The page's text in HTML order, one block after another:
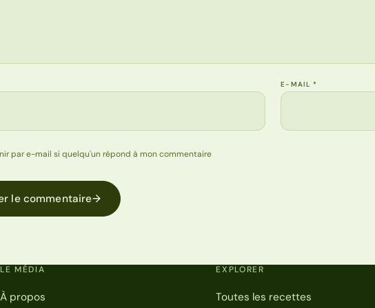
E-MAIL*
par e-mail si quelqu'un répond à mon commentaire
le commentaire→
LE MÉDIA
À propos
EXPLORER
Toutes les recettes